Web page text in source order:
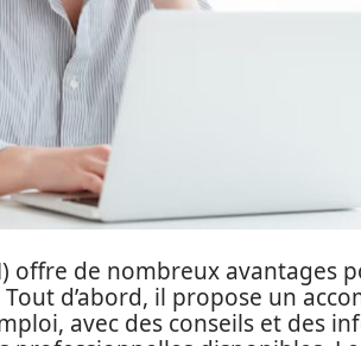
offre de nombreux avantages
d’abord, il propose un
avec des conseils et des